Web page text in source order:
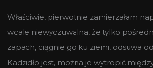
Właściwie, pierwotnie zamierzałam
wcale niewyczuwalna, że tylko
zapach, ciągnie go ku ziemi, odsuwa od
Kadzidło jest, można je wytropić